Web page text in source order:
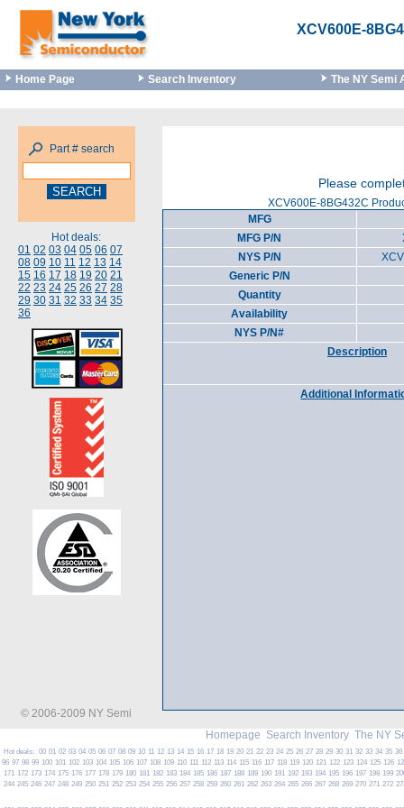
XCV600E-
Home Page Search Inventory The NY Semi
Part # search
Hot deals:
01 02 03 04 05 06 07
08 09 10 11 12 13 14
15 16 17 18 19 20 21
22 23 24 25 26 27 28
29 30 31 32 33 34 35
36
Please
XCV600E-8BG432C
MFG
MFG P/N
NYS P/N
Generic P/N
Quantity
Availability
NYS P/N#
Description
Additional
© 2006-2009 NY Semi
Homepage Search Inventory The NY
Hot deals: 00 01 02 03 04 05 06 07 08 09 10 11 12 13 14 15 16 17 18 19 20 21 22 23 24 25 26 27 28 29 30 31 32 33 34 35 36
96 97 98 99 100 101 102 103 104 105 106 107 108 109 110 111 112 113 114 115 116 117 118 119 120 121 122 123 124 125 126
171 172 173 174 175 176 177 178 179 180 181 182 183 184 185 186 187 188 189 190 191 192 193 194 195 196 197 198 199
244 245 246 247 248 249 250 251 252 253 254 255 256 257 258 259 260 261 262 263 264 265 266 267 268 269 270 271 272